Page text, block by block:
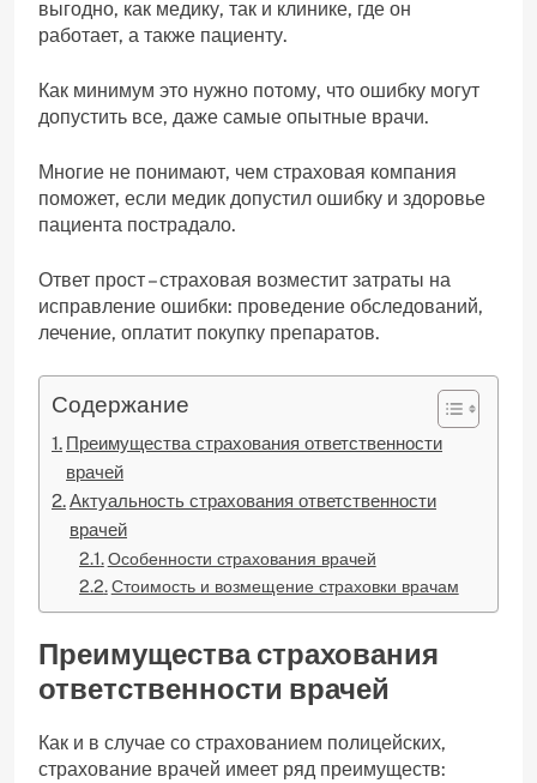
выгодно, как медику, так и клинике, где он
работает, а также пациенту.
Как минимум это нужно потому, что ошибку могут
допустить все, даже самые опытные врачи.
Многие не понимают, чем страховая компания
поможет, если медик допустил ошибку и здоровье
пациента пострадало.
Ответ прост – страховая возместит затраты на
исправление ошибки: проведение обследований,
лечение, оплатит покупку препаратов.
Содержание
Преимущества страхования ответственности
врачей
Актуальность страхования ответственности
врачей
Особенности страхования врачей
Стоимость и возмещение страховки врачам
Преимущества страхования
ответственности врачей
Как и в случае со страхованием полицейских,
страхование врачей имеет ряд преимуществ: